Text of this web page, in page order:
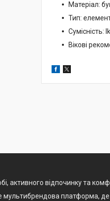
Матеріал:
Тип:
Сумісність:
Вікові
активного відпочинку та
мультибрендова платформа, де